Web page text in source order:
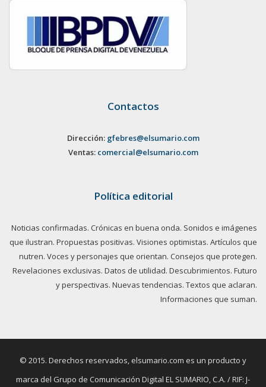
Contactos
Dirección: gfebres@elsumario.com
Ventas: comercial@elsumario.com
Política editorial
Noticias confirmadas. Crónicas en buena onda. Sonidos e imágenes
que ilustran. Propuestas positivas. Visiones optimistas. Artículos que
nutren. Voces y personajes que orientan. Consejos que protegen.
Revelaciones exclusivas. Datos de utilidad. Descubrimientos. Futuro
y perspectivas. Nuevas tendencias. Textos que aclaran.
Informaciones que suman.
© 2015. Derechos reservados, elsumario.com es un producto y
marca del Grupo de Comunicación Digital EL SUMARIO, C.A. / RIF: J-